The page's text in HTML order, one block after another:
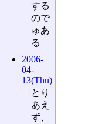
する
ので
ゅあ
る
2006-
04-
13(Thu)
とり
あえ
ず、